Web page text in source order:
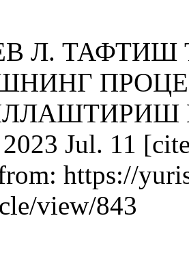
Л.
Jul. 11
https://
view/843